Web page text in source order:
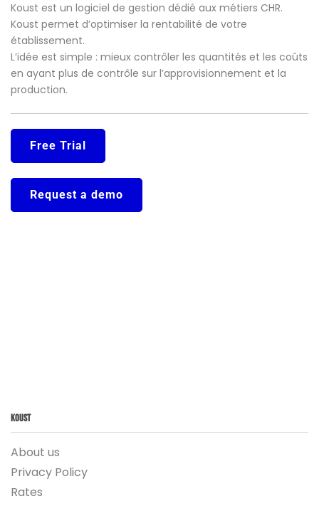
Koust est un logiciel de gestion dédié aux métiers CHR.
Koust permet d’optimiser la rentabilité de votre
établissement.
L’idée est simple : mieux contrôler les quantités et les coûts
en ayant plus de contrôle sur l’approvisionnement et la
production.
Free Trial
Request a demo
Koust
About us
Privacy Policy
Rates